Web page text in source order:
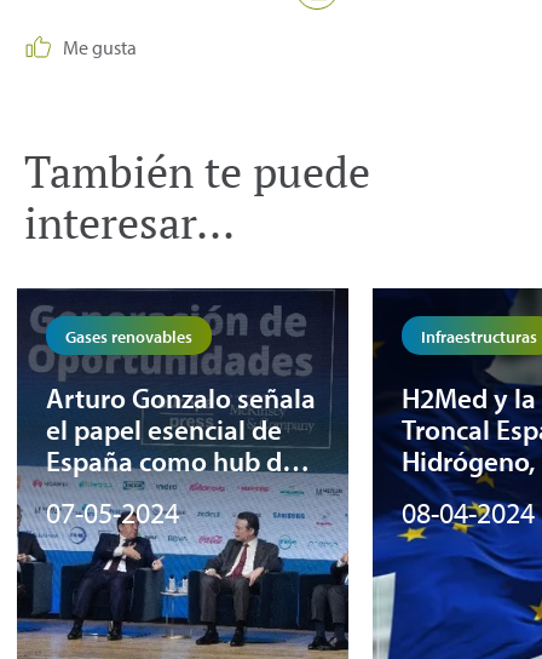
Me gusta
También te puede
interesar...
Gases renovables
Arturo Gonzalo señala
el papel esencial de
España como hub de
hidrógeno verde para
reforzar la autonomía
estratégica de Europa
07-05-2024
Infraestructuras
H2Med y la
Troncal
en la lista
europea
de Interés
08-04-2024